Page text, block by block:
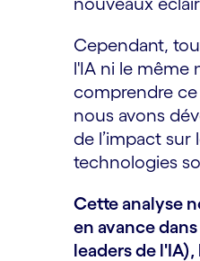
Cependant,
l'IA ni le même
comprendre ce
nous avons
de l’impact
technologies
Cette analyse
en avance
leaders de